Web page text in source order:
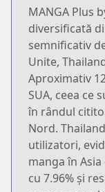
MANGA Plus
diversificată
semnificativ
Unite,
Aproximativ
SUA, ceea ce
în rândul
Nord.
utilizatori,
manga în
cu 7.96% și